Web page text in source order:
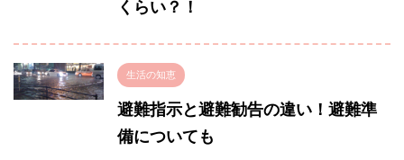
くらい？！
生活の知恵
避難指示と避難勧告の違い！避難準
備についても